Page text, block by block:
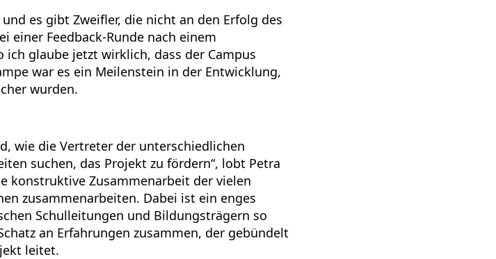
es gibt Zweifler, die nicht an den Erfolg des
einer Feedback-Runde nach einem
glaube jetzt wirklich, dass der Campus
war es ein Meilenstein in der Entwicklung,
wurden.
wie die Vertreter der unterschiedlichen
suchen, das Projekt zu fördern“, lobt Petra
konstruktive Zusammenarbeit der vielen
zusammenarbeiten. Dabei ist ein enges
Schulleitungen und Bildungsträgern so
an Erfahrungen zusammen, der gebündelt
leitet.